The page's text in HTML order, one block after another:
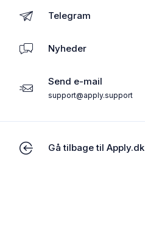
Telegram
Nyheder
Send e-mail
support@apply.support
Gå tilbage til Apply.dk